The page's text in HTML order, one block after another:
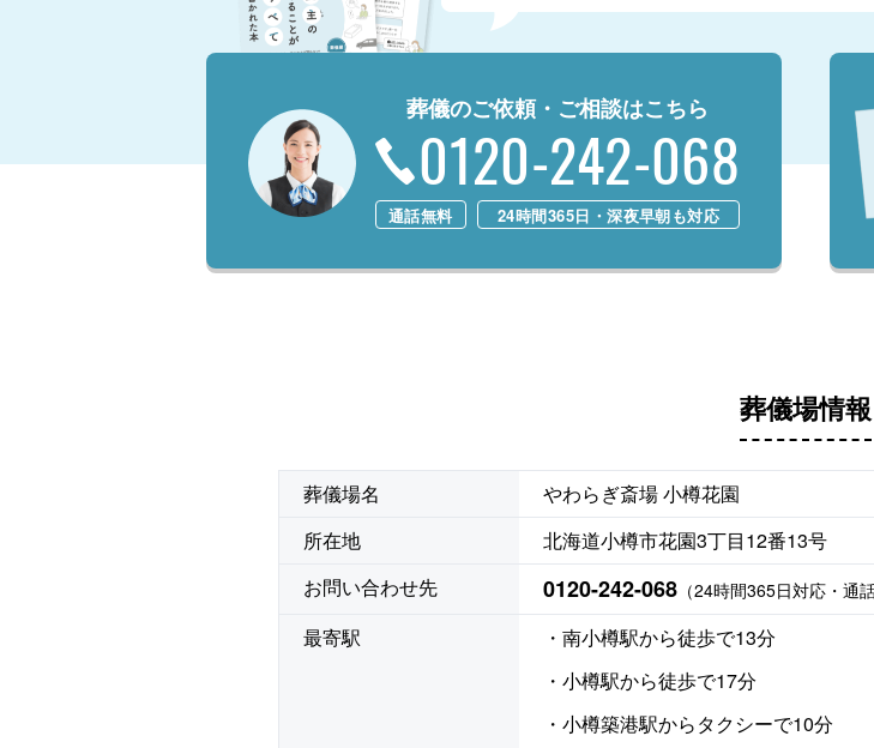
葬儀のご依頼・ご相談はこちら
0120-242-068
通話無料 24時間365日・深夜早朝も対応
葬儀場情報
葬儀場名
やわらぎ斎場 小樽花園
所在地
北海道小樽市花園3丁目12番13号
お問い合わせ先
0120-242-068 （24時間365日対応・通
最寄駅
・南小樽駅から徒歩で13分
・小樽駅から徒歩で17分
・小樽築港駅からタクシーで10分